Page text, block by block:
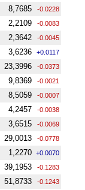
8,7685 -0.0228
2,2109 -0.0083
2,3642 -0.0045
3,6236 +0.0117
23,3996 -0.0373
9,8369 -0.0021
8,5059 -0.0007
4,2457 -0.0038
3,6515 -0.0069
29,0013 -0.0778
1,2270 +0.0070
39,1953 -0.1283
51,8733 -0.1243